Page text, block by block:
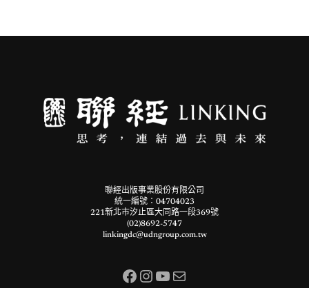
聯經出版事業股份有限公司
統一編號：04704023
221新北市汐止區大同路一段369號
(02)8692-5747
linkingdc@udngroup.com.tw
Facebook InstagramYouTube 電子郵件